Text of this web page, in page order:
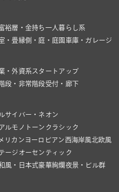
裕層・金持ち 一人暮らし系
・畳縁側・庭・庭園 車庫・ガレージ
・外資系スタートアップ
階段・非常階段受付・廊下
サイバー・ネオン
ルモノトーン クラシック
リカン ヨーロピアン 西海岸風北欧風
ージ オーセンティック
風・日本式豪華絢爛夜景・ビル群